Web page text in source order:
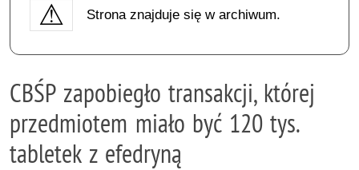
Strona znajduje się w archiwum.
CBŚP zapobiegło transakcji, której
przedmiotem miało być 120 tys.
tabletek z efedryną